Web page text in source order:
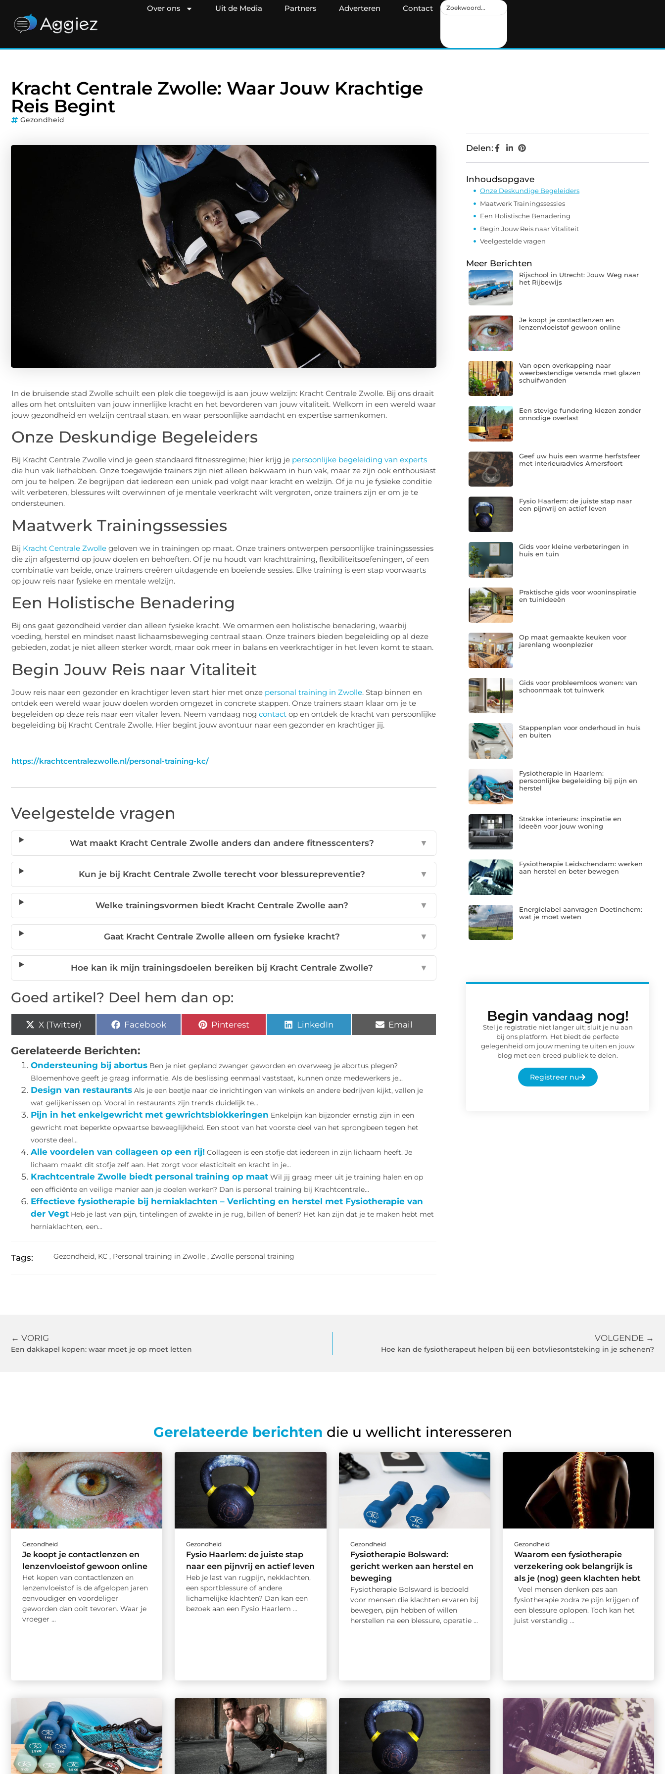
Over ons Uit de Media Partners Adverteren Contact
Kracht Centrale Zwolle: Waar Jouw Krachtige
Reis Begint
Gezondheid
In de bruisende stad Zwolle schuilt een plek die toegewijd is aan jouw welzijn: Kracht Centrale Zwolle. Bij ons draait
alles om het ontsluiten van jouw innerlijke kracht en het bevorderen van jouw vitaliteit. Welkom in een wereld waar
jouw gezondheid en welzijn centraal staan, en waar persoonlijke aandacht en expertise samenkomen.
Onze Deskundige Begeleiders
Bij Kracht Centrale Zwolle vind je geen standaard fitnessregime; hier krijg je persoonlijke begeleiding van experts
die hun vak liefhebben. Onze toegewijde trainers zijn niet alleen bekwaam in hun vak, maar ze zijn ook enthousiast
om jou te helpen. Ze begrijpen dat iedereen een uniek pad volgt naar kracht en welzijn. Of je nu je fysieke conditie
wilt verbeteren, blessures wilt overwinnen of je mentale veerkracht wilt vergroten, onze trainers zijn er om je te
ondersteunen.
Maatwerk Trainingssessies
Bij Kracht Centrale Zwolle geloven we in trainingen op maat. Onze trainers ontwerpen persoonlijke trainingssessies
die zijn afgestemd op jouw doelen en behoeften. Of je nu houdt van krachttraining, flexibiliteitsoefeningen, of een
combinatie van beide, onze trainers creëren uitdagende en boeiende sessies. Elke training is een stap voorwaarts
op jouw reis naar fysieke en mentale welzijn.
Een Holistische Benadering
Bij ons gaat gezondheid verder dan alleen fysieke kracht. We omarmen een holistische benadering, waarbij
voeding, herstel en mindset naast lichaamsbeweging centraal staan. Onze trainers bieden begeleiding op al deze
gebieden, zodat je niet alleen sterker wordt, maar ook meer in balans en veerkrachtiger in het leven komt te staan.
Begin Jouw Reis naar Vitaliteit
Jouw reis naar een gezonder en krachtiger leven start hier met onze personal training in Zwolle. Stap binnen en
ontdek een wereld waar jouw doelen worden omgezet in concrete stappen. Onze trainers staan klaar om je te
begeleiden op deze reis naar een vitaler leven. Neem vandaag nog contact op en ontdek de kracht van persoonlijke
begeleiding bij Kracht Centrale Zwolle. Hier begint jouw avontuur naar een gezonder en krachtiger jij.
https://krachtcentralezwolle.nl/personal-training-kc/
Veelgestelde vragen
Wat maakt Kracht Centrale Zwolle anders dan andere fitnesscenters? ▼
Kun je bij Kracht Centrale Zwolle terecht voor blessurepreventie? ▼
Welke trainingsvormen biedt Kracht Centrale Zwolle aan? ▼
Gaat Kracht Centrale Zwolle alleen om fysieke kracht? ▼
Hoe kan ik mijn trainingsdoelen bereiken bij Kracht Centrale Zwolle? ▼
Goed artikel? Deel hem dan op:
X (Twitter) Facebook Pinterest LinkedIn Email
Gerelateerde Berichten:
Ondersteuning bij abortus Ben je niet gepland zwanger geworden en overweeg je abortus plegen?
Bloemenhove geeft je graag informatie. Als de beslissing eenmaal vaststaat, kunnen onze medewerkers je...
Design van restaurants Als je een beetje naar de inrichtingen van winkels en andere bedrijven kijkt, vallen je
wat gelijkenissen op. Vooral in restaurants zijn trends duidelijk te...
Pijn in het enkelgewricht met gewrichtsblokkeringen Enkelpijn kan bijzonder ernstig zijn in een
gewricht met beperkte opwaartse beweeglijkheid. Een stoot van het voorste deel van het sprongbeen tegen het
voorste deel...
Alle voordelen van collageen op een rij! Collageen is een stofje dat iedereen in zijn lichaam heeft. Je
lichaam maakt dit stofje zelf aan. Het zorgt voor elasticiteit en kracht in je...
Krachtcentrale Zwolle biedt personal training op maat Wil jij graag meer uit je training halen en op
een efficiënte en veilige manier aan je doelen werken? Dan is personal training bij Krachtcentrale...
Effectieve fysiotherapie bij herniaklachten – Verlichting en herstel met Fysiotherapie van
der Vegt Heb je last van pijn, tintelingen of zwakte in je rug, billen of benen? Het kan zijn dat je te maken hebt met
herniaklachten, een...
Tags: Gezondheid, KC , Personal training in Zwolle , Zwolle personal training
Delen:
Inhoudsopgave
Onze Deskundige Begeleiders
Maatwerk Trainingssessies
Een Holistische Benadering
Begin Jouw Reis naar Vitaliteit
Veelgestelde vragen
Meer Berichten
Rijschool in Utrecht: Jouw Weg naar
het Rijbewijs
Je koopt je contactlenzen en
lenzenvloeistof gewoon online
Van open overkapping naar
weerbestendige veranda met glazen
schuifwanden
Een stevige fundering kiezen zonder
onnodige overlast
Geef uw huis een warme herfstsfeer
met interieuradvies Amersfoort
Fysio Haarlem: de juiste stap naar
een pijnvrij en actief leven
Gids voor kleine verbeteringen in
huis en tuin
Praktische gids voor wooninspiratie
en tuinideeën
Op maat gemaakte keuken voor
jarenlang woonplezier
Gids voor probleemloos wonen: van
schoonmaak tot tuinwerk
Stappenplan voor onderhoud in huis
en buiten
Fysiotherapie in Haarlem:
persoonlijke begeleiding bij pijn en
herstel
Strakke interieurs: inspiratie en
ideeën voor jouw woning
Fysiotherapie Leidschendam: werken
aan herstel en beter bewegen
Energielabel aanvragen Doetinchem:
wat je moet weten
Begin vandaag nog!
Stel je registratie niet langer uit; sluit je nu aan
bij ons platform. Het biedt de perfecte
gelegenheid om jouw mening te uiten en jouw
blog met een breed publiek te delen.
Registreer nu
← VORIG
Een dakkapel kopen: waar moet je op moet letten
VOLGENDE →
Hoe kan de fysiotherapeut helpen bij een botvliesontsteking in je schenen?
Gerelateerde berichten die u wellicht interesseren
Gezondheid
Je koopt je contactlenzen en
lenzenvloeistof gewoon online
Het kopen van contactlenzen en
lenzenvloeistof is de afgelopen jaren
eenvoudiger en voordeliger
geworden dan ooit tevoren. Waar je
vroeger ...
Gezondheid
Fysio Haarlem: de juiste stap
naar een pijnvrij en actief leven
Heb je last van rugpijn, nekklachten,
een sportblessure of andere
lichamelijke klachten? Dan kan een
bezoek aan een Fysio Haarlem ...
Gezondheid
Fysiotherapie Bolsward:
gericht werken aan herstel en
beweging
Fysiotherapie Bolsward is bedoeld
voor mensen die klachten ervaren bij
bewegen, pijn hebben of willen
herstellen na een blessure, operatie ...
Gezondheid
Waarom een fysiotherapie
verzekering ook belangrijk is
als je (nog) geen klachten hebt
Veel mensen denken pas aan
fysiotherapie zodra ze pijn krijgen of
een blessure oplopen. Toch kan het
juist verstandig ...